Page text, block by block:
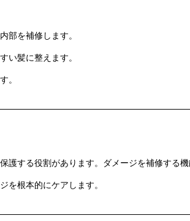
部を補修します。
い髪に整えます。
。
護する役割があります。ダメージを補修する
を根本的にケアします。